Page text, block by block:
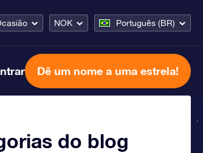
NOK Português (BR)
Dê um nome a uma estrela!
do blog